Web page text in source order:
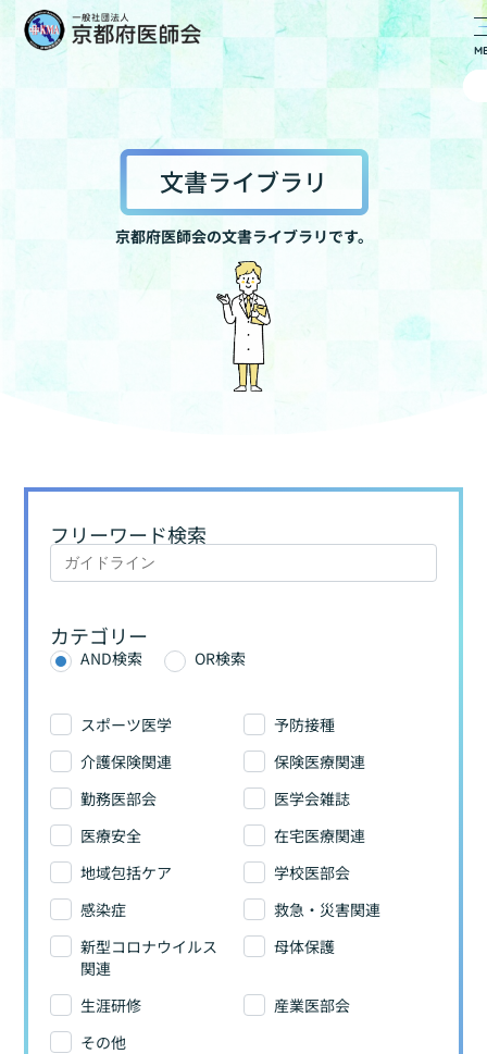
文書ライブラリ
京都府医師会の文書ライブラリです。
フリーワード検索
カテゴリー
AND検索 OR検索
スポーツ医学
予防接種
介護保険関連
保険医療関連
勤務医部会
医学会雑誌
医療安全
在宅医療関連
地域包括ケア
学校医部会
感染症
救急・災害関連
新型コロナウイルス
関連
母体保護
生涯研修
産業医部会
その他